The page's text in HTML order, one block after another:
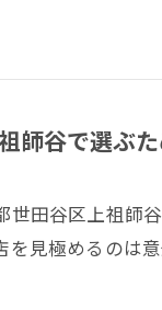
師谷で選ぶ
田谷区上祖師
見極めるのは